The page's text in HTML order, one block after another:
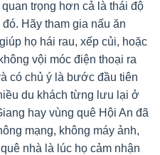
trọng hơn cả là thái độ
Hãy tham gia nấu ăn
họ hái rau, xếp củi, hoặc
vội móc điện thoại ra
có chủ ý là bước đầu tiên
du khách từng lưu lại ở
hay vùng quê Hội An đã
mạng, không máy ảnh,
nhà là lúc họ cảm nhận